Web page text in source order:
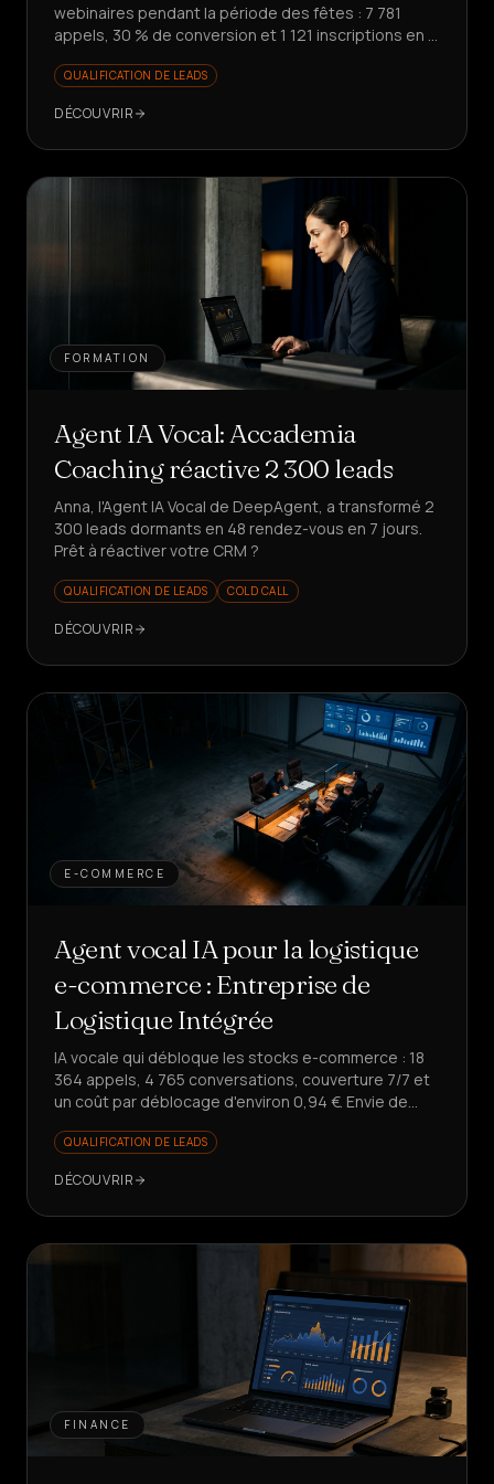
webinaires pendant la période des fêtes : 7 781
appels, 30 % de conversion et 1 121 inscriptions en 7
QUALIFICATION DE LEADS
DÉCOUVRIR
FORMATION
Agent IA Vocal: Accademia
Coaching réactive 2 300 leads
Anna, l'Agent IA Vocal de DeepAgent, a transformé 2
300 leads dormants en 48 rendez-vous en 7 jours.
Prêt à réactiver votre CRM ?
QUALIFICATION DE LEADS COLD CALL
DÉCOUVRIR
E-COMMERCE
Agent vocal IA pour la logistique
e-commerce : Entreprise de
Logistique Intégrée
IA vocale qui débloque les stocks e-commerce : 18
364 appels, 4 765 conversations, couverture 7/7 et
un coût par déblocage d'environ 0,94 €. Envie de
QUALIFICATION DE LEADS
DÉCOUVRIR
FINANCE